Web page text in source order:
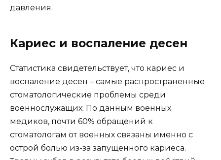
давления.
Кариес и воспаление десен
Статистика свидетельствует, что кариес и
воспаление десен – самые распространенные
стоматологические проблемы среди
военнослужащих. По данным военных
медиков, почти 60% обращений к
стоматологам от военных связаны именно с
острой болью из-за запущенного кариеса.